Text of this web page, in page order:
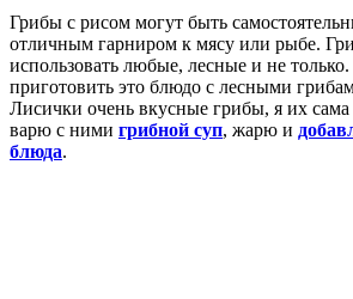
Грибы с рисом могут быть
отличным гарниром к мясу или рыбе.
использовать любые, лесные и не
приготовить это блюдо с лесными
Лисички очень вкусные грибы, я их сама
варю с ними грибной суп, жарю и
блюда.